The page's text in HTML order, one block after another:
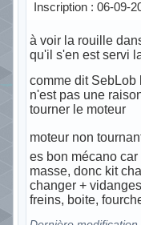
Inscription : 06-09-
à voir la rouille
qu'il s'en est servi
comme dit SebLob
n'est pas une
tourner le moteur
moteur non
es bon mécano
masse, donc kit
changer +
freins, boite,